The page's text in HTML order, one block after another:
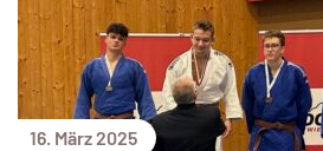
16. März 2025